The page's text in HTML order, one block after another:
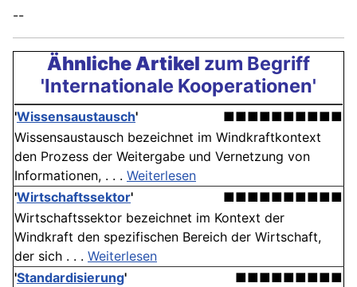
--
Ähnliche Artikel zum Begriff
'Internationale Kooperationen'
'Wissensaustausch'
■■■■■■■■■■
Wissensaustausch bezeichnet im Windkraftkontext
den Prozess der Weitergabe und Vernetzung von
Informationen, . . . Weiterlesen
'Wirtschaftssektor'
■■■■■■■■■■
Wirtschaftssektor bezeichnet im Kontext der
Windkraft den spezifischen Bereich der Wirtschaft,
der sich . . . Weiterlesen
'Standardisierung'
■■■■■■■■■